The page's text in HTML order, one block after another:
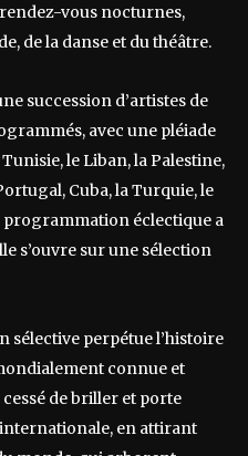
vous nocturnes,
de la danse et du théâtre.
succession d’artistes de
avec une pléiade
Tunisie, le Liban, la Palestine,
Cuba, la Turquie, le
programmation éclectique a
s’ouvre sur une sélection
sélective perpétue l’histoire
connue et
cessé de briller et porte
en attirant